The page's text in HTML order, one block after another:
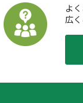
よ
広